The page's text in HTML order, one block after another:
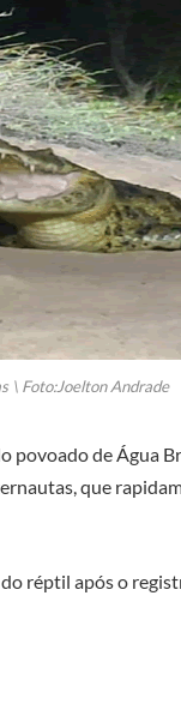
\ Foto:Joelton Andrade
povoado de Água
que
réptil após o